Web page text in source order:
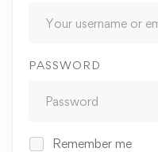
PASSWORD
Remember me